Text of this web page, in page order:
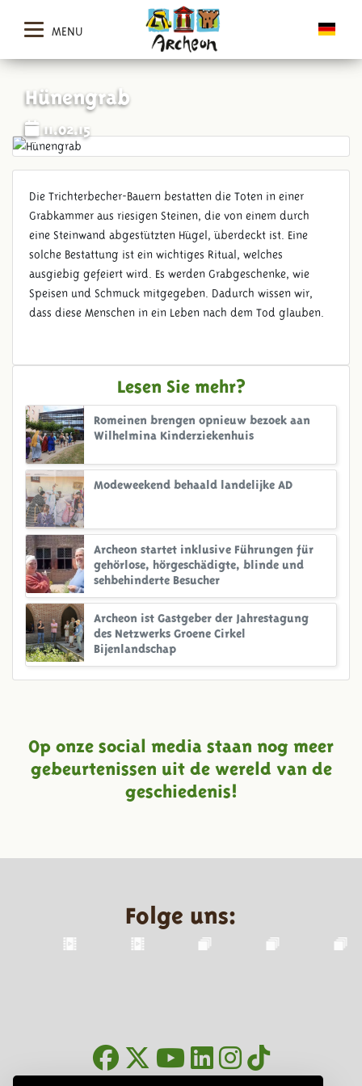
MENU
Hünengrab
11.02.15
Die Trichterbecher-Bauern bestatten die Toten in einer
Grabkammer aus riesigen Steinen, die von einem durch
eine Steinwand abgestützten Hügel, überdeckt ist. Eine
solche Bestattung ist ein wichtiges Ritual, welches
ausgiebig gefeiert wird. Es werden Grabgeschenke, wie
Speisen und Schmuck mitgegeben. Dadurch wissen wir,
dass diese Menschen in ein Leben nach dem Tod glauben.
Lesen Sie mehr?
Romeinen brengen opnieuw bezoek aan
Wilhelmina Kinderziekenhuis
Modeweekend behaald landelijke AD
Archeon startet inklusive Führungen für
gehörlose, hörgeschädigte, blinde und
sehbehinderte Besucher
Archeon ist Gastgeber der Jahrestagung
des Netzwerks Groene Cirkel
Bijenlandschap
Op onze social media staan nog meer
gebeurtenissen uit de wereld van de
geschiedenis!
Folge uns: